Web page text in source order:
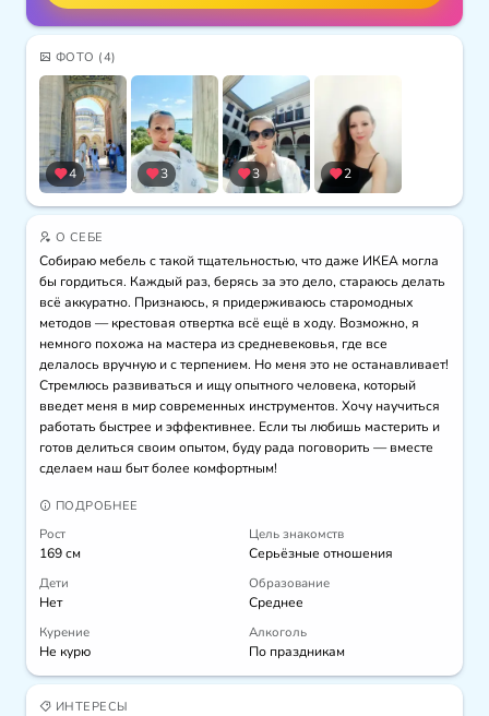
ФОТО (4)
4 3 3 2
О СЕБЕ
Собираю мебель с такой тщательностью, что даже ИКЕА могла
бы гордиться. Каждый раз, берясь за это дело, стараюсь делать
всё аккуратно. Признаюсь, я придерживаюсь старомодных
методов — крестовая отвертка всё ещё в ходу. Возможно, я
немного похожа на мастера из средневековья, где все
делалось вручную и с терпением. Но меня это не останавливает!
Стремлюсь развиваться и ищу опытного человека, который
введет меня в мир современных инструментов. Хочу научиться
работать быстрее и эффективнее. Если ты любишь мастерить и
готов делиться своим опытом, буду рада поговорить — вместе
сделаем наш быт более комфортным!
ПОДРОБНЕЕ
Рост
169 см
Цель знакомств
Серьёзные отношения
Дети
Нет
Образование
Среднее
Курение
Не курю
Алкоголь
По праздникам
ИНТЕРЕСЫ